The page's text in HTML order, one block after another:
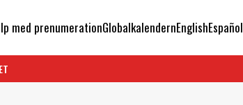
med prenumerationGlobalkalendernEnglishEspañol